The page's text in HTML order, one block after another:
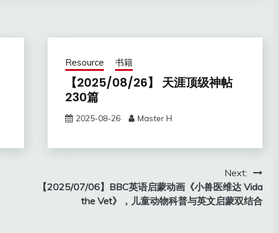
Resource 书籍
【2025/08/26】 天涯顶级神帖
230篇
2025-08-26 Master H
Next:
【2025/07/06】BBC英语启蒙动画《小兽医维达 Vida
the Vet》，儿童动物科普与英文启蒙双结合